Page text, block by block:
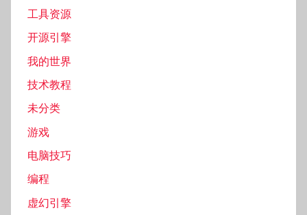
工具资源
开源引擎
我的世界
技术教程
未分类
游戏
电脑技巧
编程
虚幻引擎